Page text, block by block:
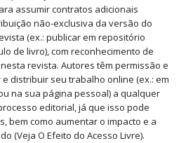
assumir contratos adicionais
não-exclusiva da versão do
(ex.: publicar em repositório
de livro), com reconhecimento de
revista. Autores têm permissão e
distribuir seu trabalho online (ex.: em
na sua página pessoal) a qualquer
editorial, já que isso pode
bem como aumentar o impacto e a
(Veja O Efeito do Acesso Livre).